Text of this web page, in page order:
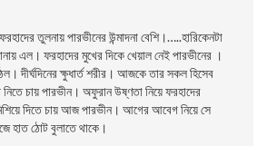
তুলনায় পারভীনের উন্মাদনা বেশি।…..হারিকেনটা
এল। ফরহাদের মুখের দিকে খেয়াল নেই পারভীনের ।
দীর্ঘদিনের ক্ষুধার্ত শরীর। আজকে তার সকল হিসেব
চায় পারভীন। অফুরান উষ্ণতা নিয়ে ফরহাদের
দিতে চায় আজ পারভীন। আগের আবেগ নিয়ে সে
হাত ঠোট বুলাতে থাকে।